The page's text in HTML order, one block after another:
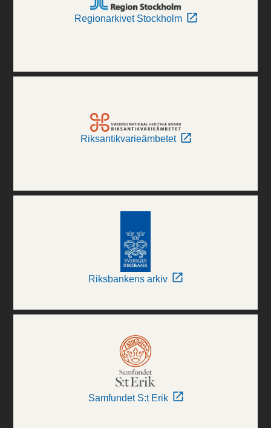
Regionarkivet Stockholm
Riksantikvarieämbetet
Riksbankens arkiv
Samfundet S:t Erik